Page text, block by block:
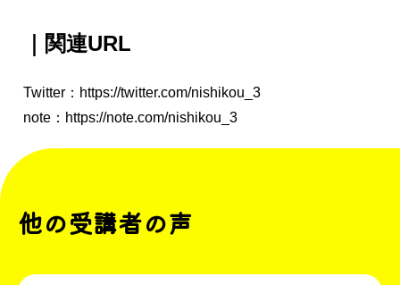
｜関連URL
Twitter： https://twitter.com/nishikou_3
note： https://note.com/nishikou_3
他の受講者の声